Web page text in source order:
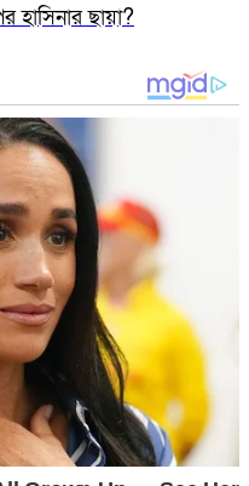
ছায়া?